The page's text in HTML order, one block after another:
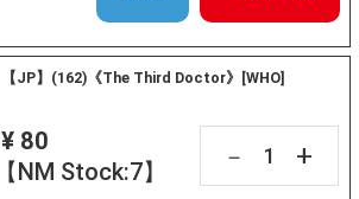
【JP】(162)《The Third Doctor》[WHO]
¥ 80
【NM Stock:7】
－ +